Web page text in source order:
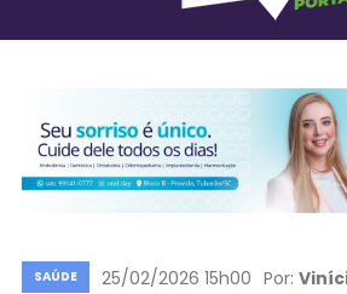
SAÚDE 25/02/2026 15h00 Por: